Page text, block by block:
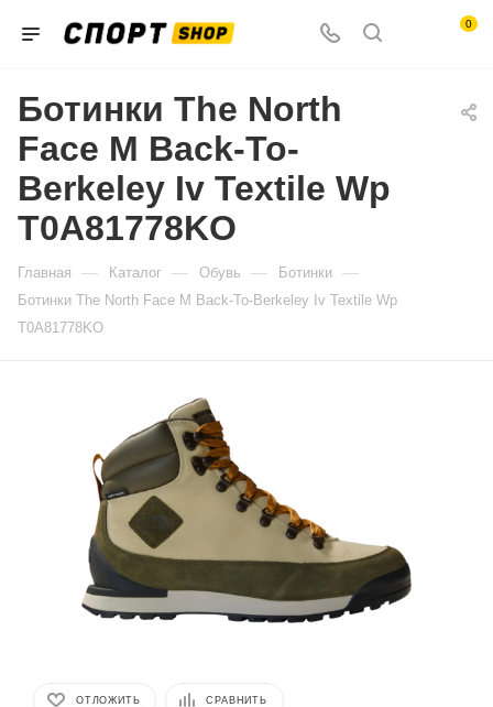
0
Ботинки The North
Face M Back-To-
Berkeley Iv Textile Wp
T0A81778KO
Главная — Каталог — Обувь — Ботинки —
Ботинки The North Face M Back-To-Berkeley Iv Textile Wp
T0A81778KO
ОТЛОЖИТЬ СРАВНИТЬ